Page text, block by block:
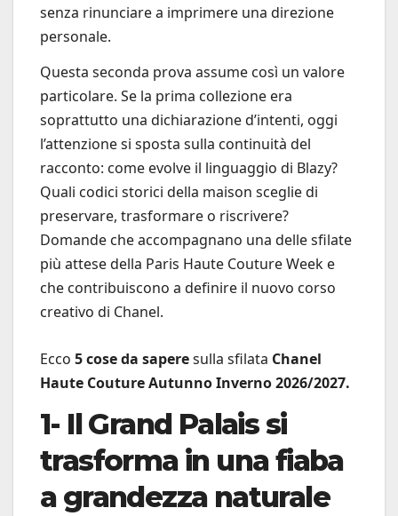
senza rinunciare a imprimere una direzione
personale.
Questa seconda prova assume così un valore
particolare. Se la prima collezione era
soprattutto una dichiarazione d’intenti, oggi
l’attenzione si sposta sulla continuità del
racconto: come evolve il linguaggio di Blazy?
Quali codici storici della maison sceglie di
preservare, trasformare o riscrivere?
Domande che accompagnano una delle sfilate
più attese della Paris Haute Couture Week e
che contribuiscono a definire il nuovo corso
creativo di Chanel.
Ecco 5 cose da saperesulla sfilata Chanel
Haute Couture Autunno Inverno 2026/2027.
1- Il Grand Palais si
trasforma in una fiaba
a grandezza naturale